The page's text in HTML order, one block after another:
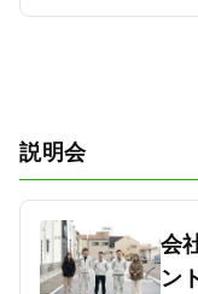
説明会
会
ン